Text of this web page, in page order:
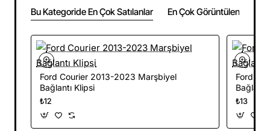
Bu Kategoride En Çok Satılanlar En Çok Görüntülenenler
Ford Courier 2013-2023 Marşbiyel
Bağlantı Klipsi
₺12
Ford
₺13